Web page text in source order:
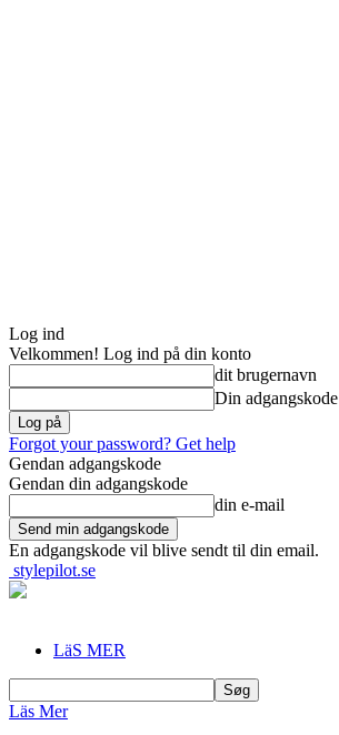
Log ind
Velkommen! Log ind på din konto
dit brugernavn
Din adgangskode
Forgot your password? Get help
Gendan adgangskode
Gendan din adgangskode
din e-mail
En adgangskode vil blive sendt til din email.
stylepilot.se
LäS MER
Läs Mer